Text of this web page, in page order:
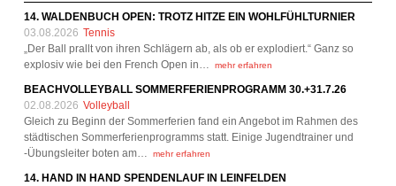
14. WALDENBUCH OPEN: TROTZ HITZE EIN WOHLFÜHLTURNIER
03.08.2026 Tennis
„Der Ball prallt von ihren Schlägern ab, als ob er explodiert.“ Ganz so
explosiv wie bei den French Open in…
mehr erfahren
BEACHVOLLEYBALL SOMMERFERIENPROGRAMM 30.+31.7.26
02.08.2026 Volleyball
Gleich zu Beginn der Sommerferien fand ein Angebot im Rahmen des
städtischen Sommerferienprogramms statt. Einige Jugendtrainer und
-Übungsleiter boten am…
mehr erfahren
14. HAND IN HAND SPENDENLAUF IN LEINFELDEN